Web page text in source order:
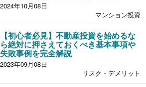
2024年10月08日
マンション投資
【初心者必見】不動産投資を始めるな
ら絶対に押さえておくべき基本事項や
失敗事例を完全解説
2023年09月08日
リスク・デメリット